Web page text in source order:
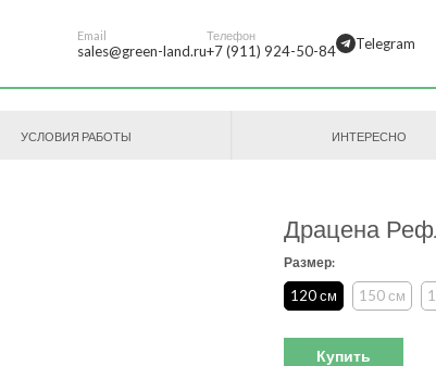
Email
sales@green-land.ru
Телефон
+7 (911) 924-50-84 Telegram
УСЛОВИЯ РАБОТЫ ИНТЕРЕСНО
Драцена
Размер:
120 см 150 см
Купить